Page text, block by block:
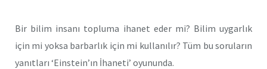
Bir bilim insanı topluma ihanet eder mi? Bilim uygarlık
için mi yoksa barbarlık için mi kullanılır? Tüm bu soruların
yanıtları ‘Einstein’ın İhaneti’ oyununda.